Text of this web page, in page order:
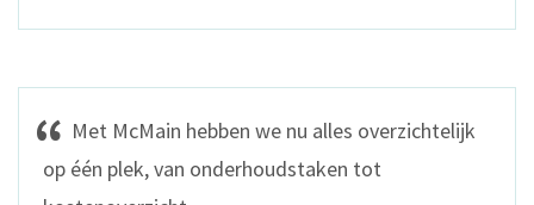
Met McMain hebben we nu alles overzichtelijk
op één plek, van onderhoudstaken tot